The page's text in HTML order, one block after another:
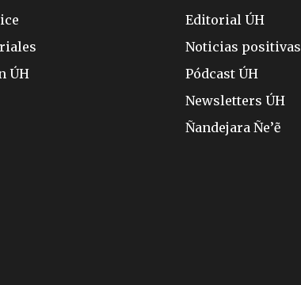
ÚH
Editorial ÚH
Noticias positivas
Pódcast ÚH
Newsletters ÚH
Ñandejara Ñe’ẽ